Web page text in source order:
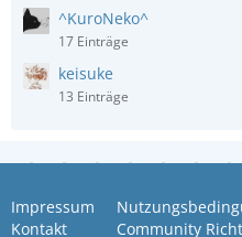
^KuroNeko^
17 Einträge
keisuke
13 Einträge
Impressum
Kontakt
Community